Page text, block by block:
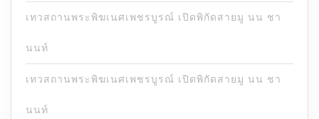
เทวสถานพระพิฆเนศเพชรบูรณ์ เปิดพิกัดสายมู นน ชา
นนท์
เทวสถานพระพิฆเนศเพชรบูรณ์ เปิดพิกัดสายมู นน ชา
นนท์